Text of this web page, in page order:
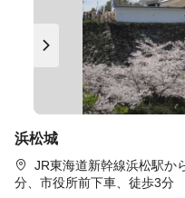
浜松城
JR東海道新幹線浜松駅か
分、市役所前下車、徒歩3分